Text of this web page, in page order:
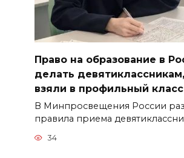
Право на образование в
делать
взяли в профильный класс
В Минпросвещения России
правила приема
34